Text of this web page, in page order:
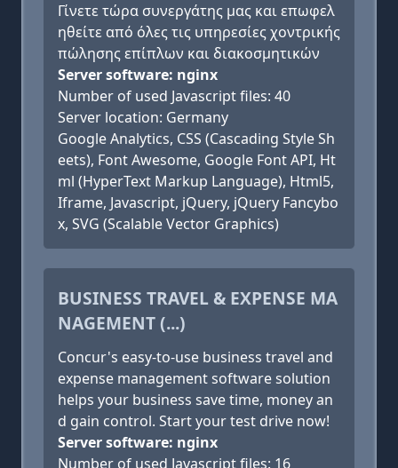
Γίνετε τώρα συνεργάτης μας και επωφελ
ηθείτε από όλες τις υπηρεσίες χοντρικής
πώλησης επίπλων και διακοσμητικών
Server software: nginx
Number of used Javascript files: 40
Server location: Germany
Google Analytics, CSS (Cascading Style Sh
eets), Font Awesome, Google Font API, Ht
ml (HyperText Markup Language), Html5,
Iframe, Javascript, jQuery, jQuery Fancybo
x, SVG (Scalable Vector Graphics)
BUSINESS TRAVEL & EXPENSE MA
NAGEMENT (...)
Concur's easy-to-use business travel and
expense management software solution
helps your business save time, money an
d gain control. Start your test drive now!
Server software: nginx
Number of used Javascript files: 16